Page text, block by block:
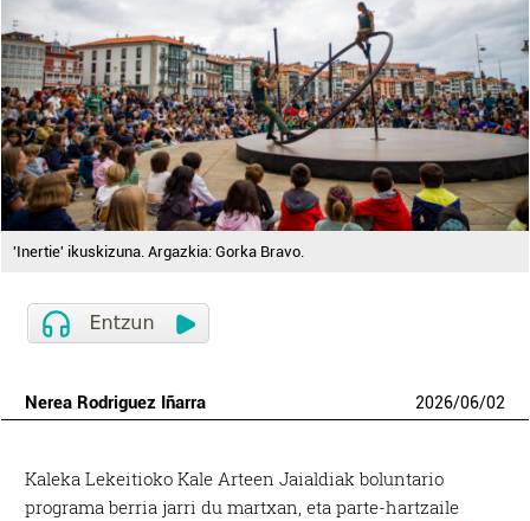
'Inertie' ikuskizuna. Argazkia: Gorka Bravo.
Nerea Rodriguez Iñarra 2026/06/02
Kaleka Lekeitioko Kale Arteen Jaialdiak boluntario
programa berria jarri du martxan, eta parte-hartzaile